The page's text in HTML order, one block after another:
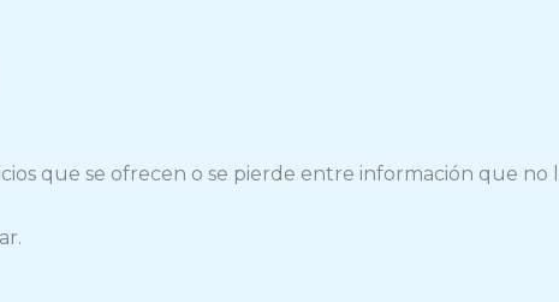
que se ofrecen o se pierde entre información que no